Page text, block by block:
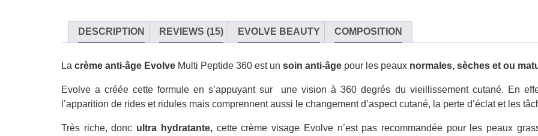
DESCRIPTION REVIEWS (15) EVOLVE BEAUTY COMPOSITION
La crème anti-âge Evolve Multi Peptide 360 est un soin anti-âge pour les peaux normales, sèches et ou
Evolve a créée cette formule en s’appuyant sur une vision à 360 degrés du vieillissement cutané. En
l’apparition de rides et ridules mais comprennent aussi le changement d’aspect cutané, la perte d’éclat et les
Très riche, donc ultra hydratante,cette crème visage Evolve n’est pas recommandée pour les peaux